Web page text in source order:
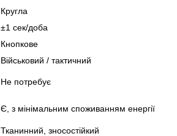
Кругла
±1 сек/доба
Кнопкове
Військовий / тактичний
Не потребує
Є, з мінімальним споживанням енергії
Тканинний, зносостійкий